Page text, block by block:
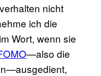
nicht
ich die
Wort, wenn sie
—also die